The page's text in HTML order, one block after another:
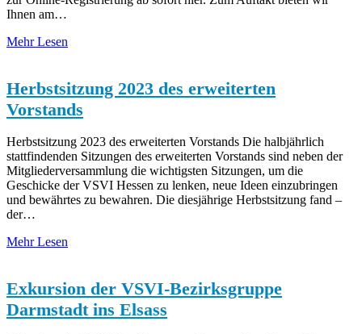
Ihnen am…
Mehr Lesen
Herbstsitzung 2023 des erweiterten
Vorstands
Herbstsitzung 2023 des erweiterten Vorstands Die halbjährlich
stattfindenden Sitzungen des erweiterten Vorstands sind neben der
Mitgliederversammlung die wichtigsten Sitzungen, um die
Geschicke der VSVI Hessen zu lenken, neue Ideen einzubringen
und bewährtes zu bewahren. Die diesjährige Herbstsitzung fand –
der…
Mehr Lesen
Exkursion der VSVI-Bezirksgruppe
Darmstadt ins Elsass